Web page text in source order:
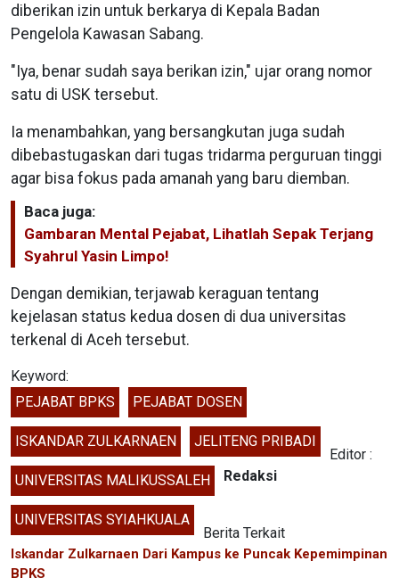
diberikan izin untuk berkarya di Kepala Badan
Pengelola Kawasan Sabang.
"Iya, benar sudah saya berikan izin," ujar orang nomor
satu di USK tersebut.
Ia menambahkan, yang bersangkutan juga sudah
dibebastugaskan dari tugas tridarma perguruan tinggi
agar bisa fokus pada amanah yang baru diemban.
Baca juga:
Gambaran Mental Pejabat, Lihatlah Sepak Terjang
Syahrul Yasin Limpo!
Dengan demikian, terjawab keraguan tentang
kejelasan status kedua dosen di dua universitas
terkenal di Aceh tersebut.
Keyword:
PEJABAT BPKS
PEJABAT DOSEN
ISKANDAR ZULKARNAEN JELITENG PRIBADI
UNIVERSITAS MALIKUSSALEH
UNIVERSITAS SYIAHKUALA
Editor :
Redaksi
Berita Terkait
Iskandar Zulkarnaen Dari Kampus ke Puncak Kepemimpinan
BPKS